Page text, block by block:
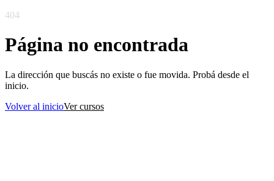
404
Página no encontrada
La dirección que buscás no existe o fue movida. Probá desde el
inicio.
Volver al inicioVer cursos